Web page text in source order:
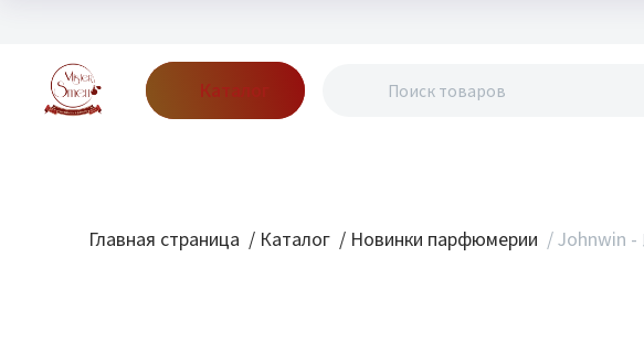
Каталог
Главная страница / Каталог / Новинки парфюмерии / Johnwin -